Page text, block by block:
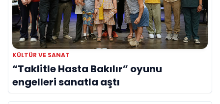
KÜLTÜR VE SANAT
“Taklitle Hasta Bakılır” oyunu
engelleri sanatla aştı